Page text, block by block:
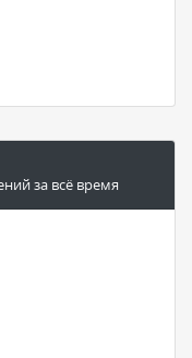
за всё время